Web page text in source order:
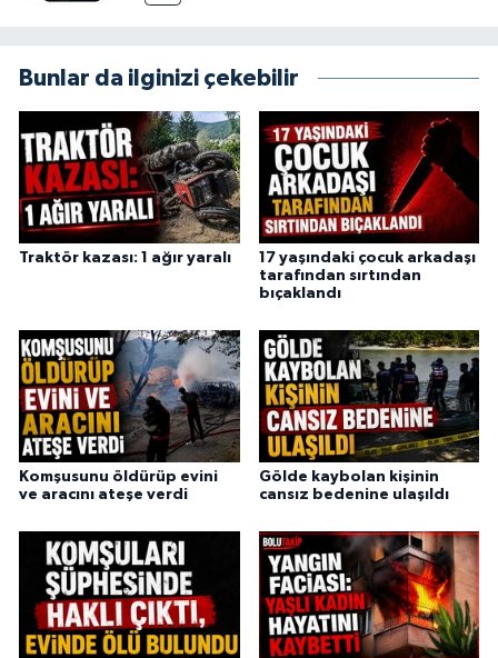
Bunlar da ilginizi çekebilir
Traktör kazası: 1 ağır yaralı
17 yaşındaki çocuk arkadaşı
tarafından sırtından
bıçaklandı
Komşusunu öldürüp evini
ve aracını ateşe verdi
Gölde kaybolan kişinin
cansız bedenine ulaşıldı